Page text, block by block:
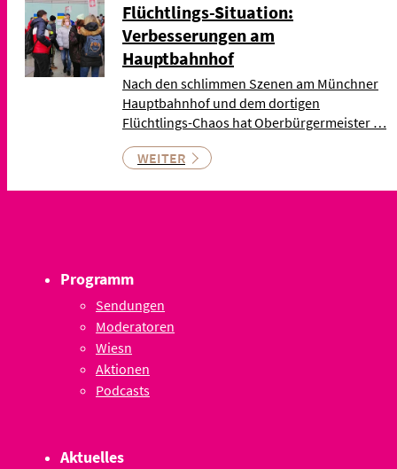
Flüchtlings-Situation:
Verbesserungen am
Hauptbahnhof
Nach den schlimmen Szenen am Münchner
Hauptbahnhof und dem dortigen
Flüchtlings-Chaos hat Oberbürgermeister …
WEITER
Programm
Sendungen
Moderatoren
Wiesn
Aktionen
Podcasts
Aktuelles